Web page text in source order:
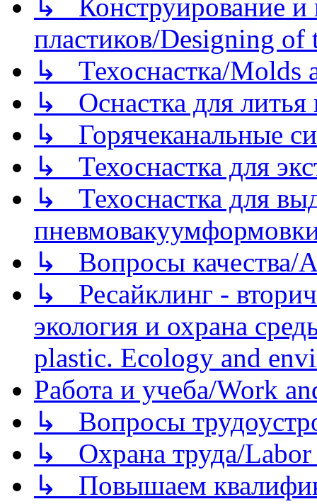
↳ Конструирование и
пластиков/Designing of
↳ Техоснастка/Molds
↳ Оснастка для литья
↳ Горячеканальные
↳ Техоснастка для
↳ Техоснастка для
↳ Вопросы качества/
↳ Ресайклинг -
экология и охрана
plastic. Ecology and
Работа и учеба/Work
↳ Вопросы
↳ Охрана труда/Labor
↳ Повышаем